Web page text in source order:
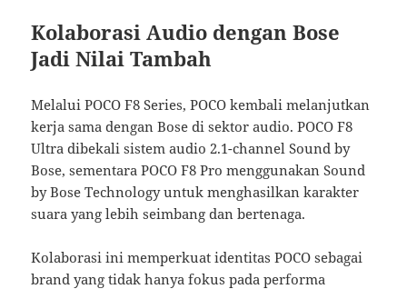
Kolaborasi Audio dengan Bose
Jadi Nilai Tambah
Melalui POCO F8 Series, POCO kembali melanjutkan
kerja sama dengan Bose di sektor audio. POCO F8
Ultra dibekali sistem audio 2.1-channel Sound by
Bose, sementara POCO F8 Pro menggunakan Sound
by Bose Technology untuk menghasilkan karakter
suara yang lebih seimbang dan bertenaga.
Kolaborasi ini memperkuat identitas POCO sebagai
brand yang tidak hanya fokus pada performa